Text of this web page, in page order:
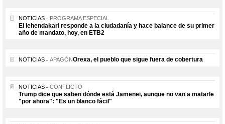
NOTICIAS PROGRAMA ESPECIAL
El lehendakari responde a la ciudadanía y hace balance de su primer
año de mandato, hoy, en ETB2
NOTICIAS APAGÓNOrexa, el pueblo que sigue fuera de cobertura
NOTICIAS CONFLICTO
Trump dice que saben dónde está Jamenei, aunque no van a matarle
"por ahora": "Es un blanco fácil"